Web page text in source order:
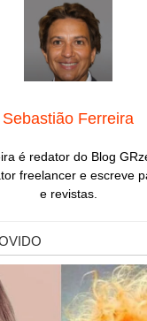
Sebastião Ferreira
é redator do Blog
freelancer e escreve
e revistas.